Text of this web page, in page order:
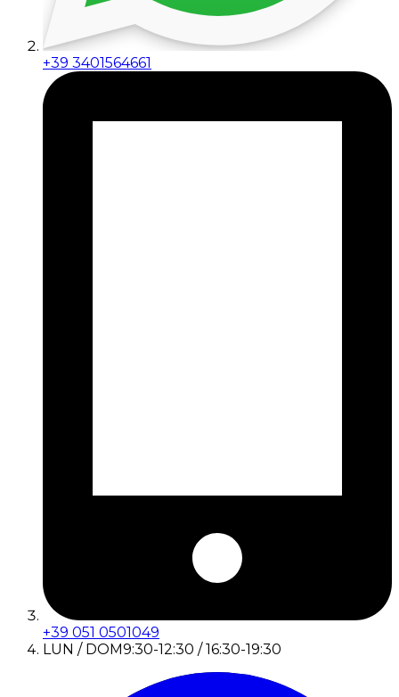
+39 3401564661
+39 051 0501049
LUN / DOM9:30-12:30 / 16:30-19:30